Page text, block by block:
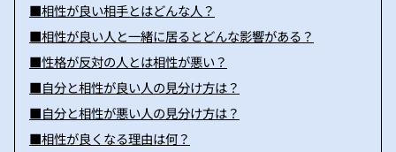
■相性が良い相手とはどんな人？
■相性が良い人と一緒に居るとどんな影響がある？
■性格が反対の人とは相性が悪い？
■自分と相性が良い人の見分け方は？
■自分と相性が悪い人の見分け方は？
■相性が良くなる理由は何？